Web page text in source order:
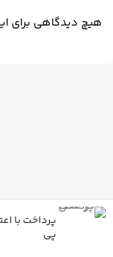
هیچ دیدگاهی برای
پرداخت با
پی